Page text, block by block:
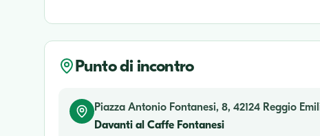
Punto di incontro
Piazza Antonio Fontanesi, 8, 42124 Reggio
Davanti al Caffe Fontanesi